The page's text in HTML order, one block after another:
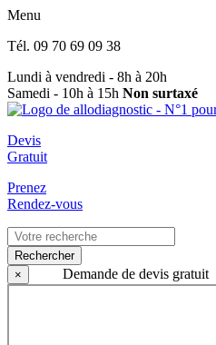
Menu
Tél. 09 70 69 09 38
Lundi à vendredi - 8h à 20h
Samedi - 10h à 15h Non surtaxé
Devis
Gratuit
Prenez
Rendez-vous
Rechercher
×
Demande de devis gratuit